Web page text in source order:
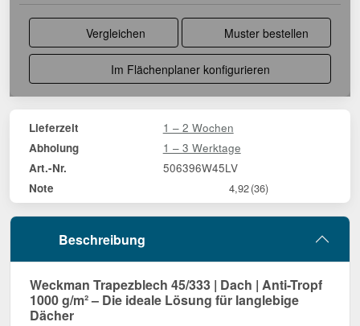
Vergleichen Muster bestellen
Im Flächenplaner konfigurieren
Lieferzeit 1 – 2 Wochen
Abholung 1 – 3 Werktage
Art.-Nr. 506396W45LV
Note 4,92(36)
Beschreibung
Weckman Trapezblech 45/333 | Dach | Anti-Tropf
1000 g/m² – Die ideale Lösung für langlebige
Dächer